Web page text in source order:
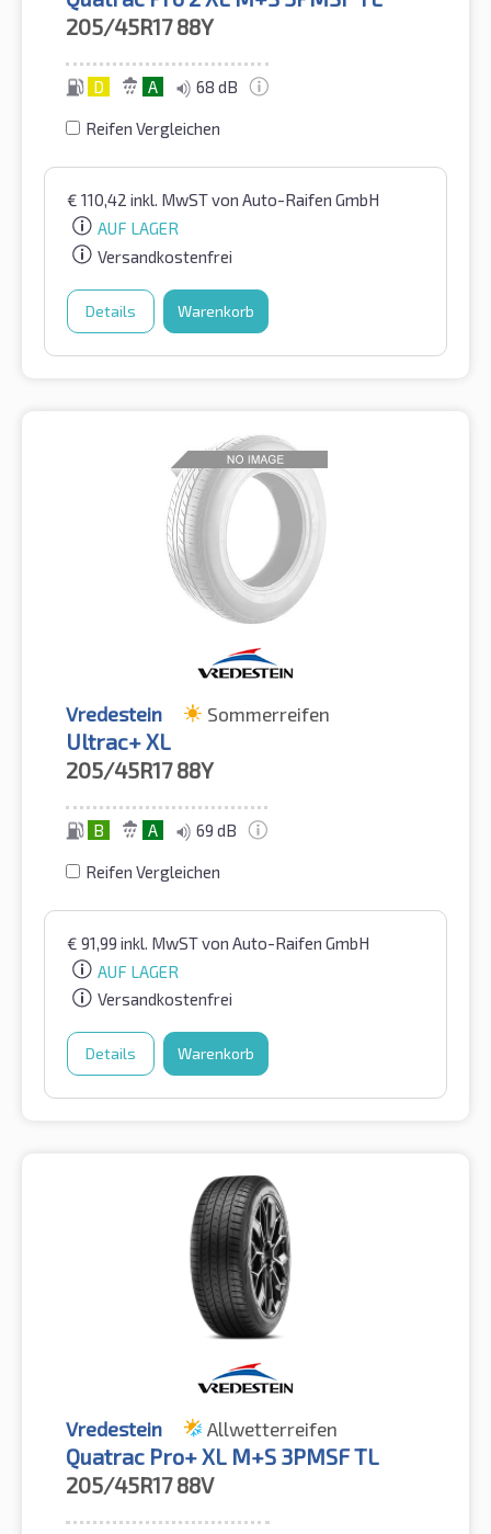
205/45R17 88Y
D A 68 dB
Reifen Vergleichen
€ 110,42 inkl. MwSTvon Auto-Raifen GmbH
AUF LAGER
Versandkostenfrei
Details Warenkorb
Vredestein Sommerreifen
Ultrac+ XL
205/45R17 88Y
B A 69 dB
Reifen Vergleichen
€ 91,99 inkl. MwSTvon Auto-Raifen GmbH
AUF LAGER
Versandkostenfrei
Details Warenkorb
Vredestein Allwetterreifen
Quatrac Pro+ XL M+S 3PMSF TL
205/45R17 88V